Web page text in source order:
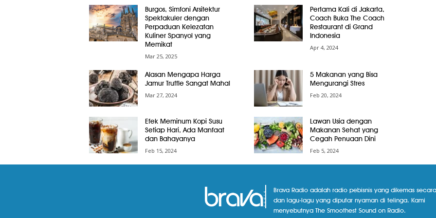
Burgos, Simfoni Arsitektur
Spektakuler dengan
Perpaduan Kelezatan
Kuliner Spanyol yang
Memikat
Mar 25, 2025
Pertama Kali di Jakarta,
Coach Buka The Coach
Restaurant di Grand
Indonesia
Apr 4, 2024
Alasan Mengapa Harga
Jamur Truffle Sangat Mahal
Mar 27, 2024
5 Makanan yang Bisa
Mengurangi Stres
Feb 20, 2024
Efek Meminum Kopi Susu
Setiap Hari, Ada Manfaat
dan Bahayanya
Feb 15, 2024
Lawan Usia dengan
Makanan Sehat yang
Cegah Penuaan Dini
Feb 5, 2024
Brava Radio adalah radio pebisnis yang dikemas
dan lagu-lagu yang diputar nyaman di telinga. Kami
menyebutnya The Smoothest Sound on Radio.